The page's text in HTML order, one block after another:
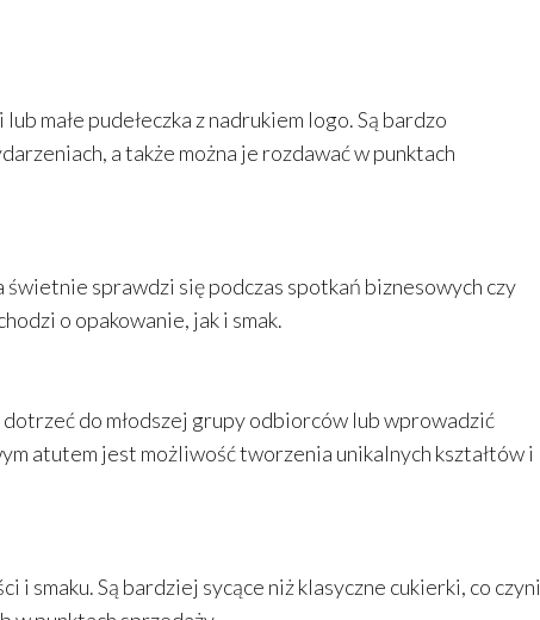
małe pudełeczka z nadrukiem logo. Są bardzo
a także można je rozdawać w punktach
sprawdzi się podczas spotkań biznesowych czy
o opakowanie, jak i smak.
do młodszej grupy odbiorców lub wprowadzić
atutem jest możliwość tworzenia unikalnych kształtów i
i smaku. Są bardziej sycące niż klasyczne cukierki, co czyni